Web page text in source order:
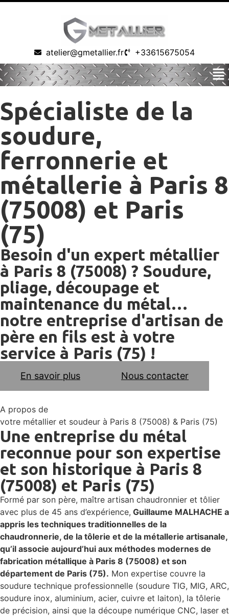
atelier@gmetallier.fr +33615675054
Spécialiste de la
soudure,
ferronnerie et
métallerie à Paris 8
(75008) et Paris
(75)
Besoin d'un expert métallier
à Paris 8 (75008) ? Soudure,
pliage, découpage et
maintenance du métal…
notre entreprise d'artisan de
père en fils est à votre
service à Paris (75) !
En savoir plus Nous contacter
A propos de
votre métallier et soudeur à Paris 8 (75008) & Paris (75)
Une entreprise du métal
reconnue pour son expertise
et son historique à Paris 8
(75008) et Paris (75)
Formé par son père, maître artisan chaudronnier et tôlier
avec plus de 45 ans d’expérience, Guillaume MALHACHE a
appris les techniques traditionnelles de la
chaudronnerie, de la tôlerie et de la métallerie artisanale,
qu’il associe aujourd’hui aux méthodes modernes de
fabrication métallique à Paris 8 (75008) et son
département de Paris (75). Mon expertise couvre la
soudure technique professionnelle (soudure TIG, MIG, ARC,
soudure inox, aluminium, acier, cuivre et laiton), la tôlerie
de précision, ainsi que la découpe numérique CNC, laser et